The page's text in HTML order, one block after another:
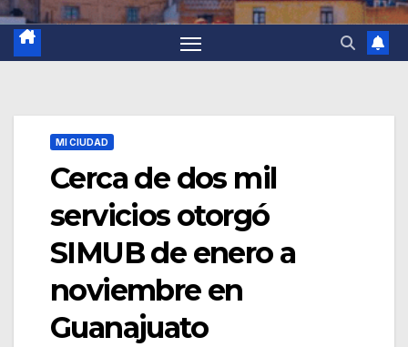
MI CIUDAD
Cerca de dos mil
servicios otorgó
SIMUB de enero a
noviembre en
Guanajuato